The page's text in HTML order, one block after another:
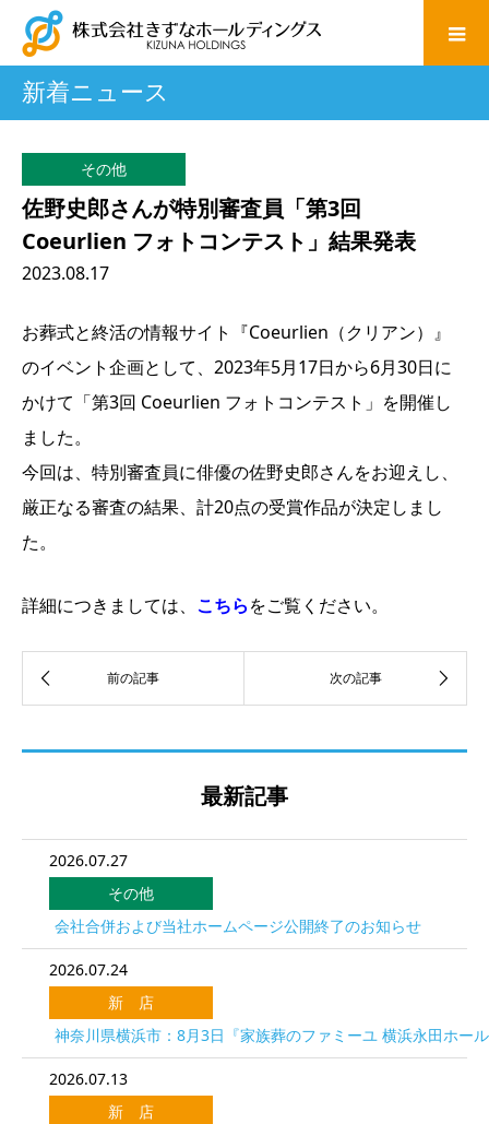
新着ニュース
その他
佐野史郎さんが特別審査員「第3回
Coeurlien フォトコンテスト」結果発表
2023.08.17
お葬式と終活の情報サイト『Coeurlien（クリアン）』
のイベント企画として、2023年5月17日から6月30日に
かけて「第3回 Coeurlien フォトコンテスト」を開催し
ました。
今回は、特別審査員に俳優の佐野史郎さんをお迎えし、
厳正なる審査の結果、計20点の受賞作品が決定しまし
た。
詳細につきましては、 こちらをご覧ください。
最新記事
2026.07.27
その他
会社合併および当社ホームページ公開終了のお知らせ
2026.07.24
新 店
神奈川県横浜市：8月3日『家族葬のファミーユ 横浜永田ホー
2026.07.13
新 店